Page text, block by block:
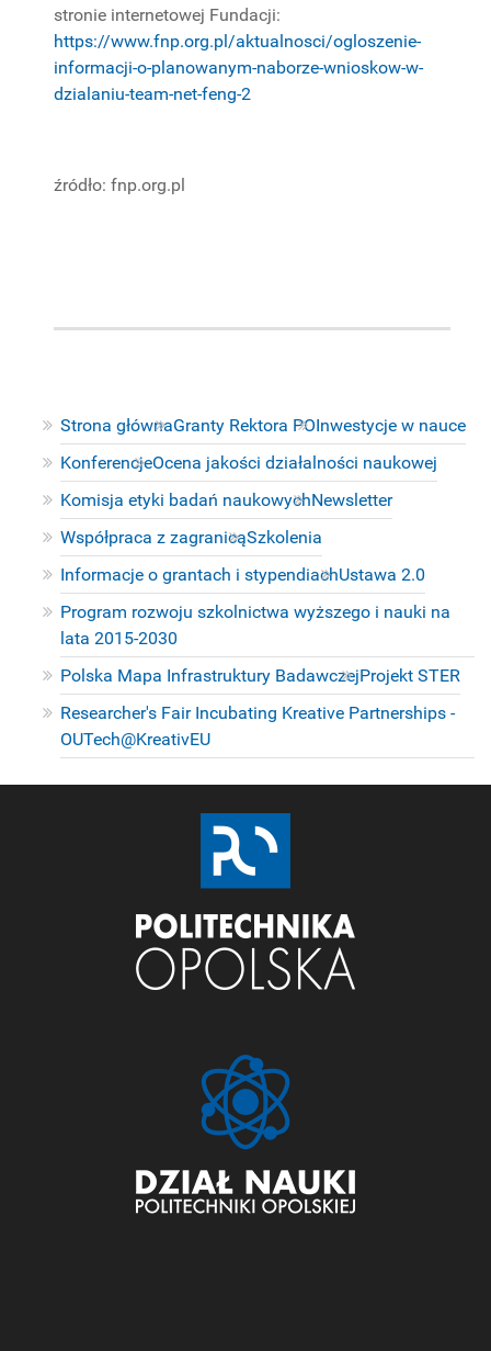
Strona głównaGranty Rektora POInwestycje w nauce
KonferencjeOcena jakości działalności naukowej
Komisja etyki badań naukowychNewsletter
Współpraca z zagranicąSzkolenia
Informacje o grantach i stypendiachUstawa 2.0
Program rozwoju szkolnictwa wyższego i nauki na
lata 2015-2030
Polska Mapa Infrastruktury BadawczejProjekt STER
Researcher's Fair Incubating Kreative Partnerships -
OUTech@KreativEU
stronie internetowej Fundacji:
https://www.fnp.org.pl/aktualnosci/ogloszenie-
informacji-o-planowanym-naborze-wnioskow-w-
dzialaniu-team-net-feng-2
źródło: fnp.org.pl